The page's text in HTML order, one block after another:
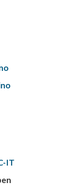
IT